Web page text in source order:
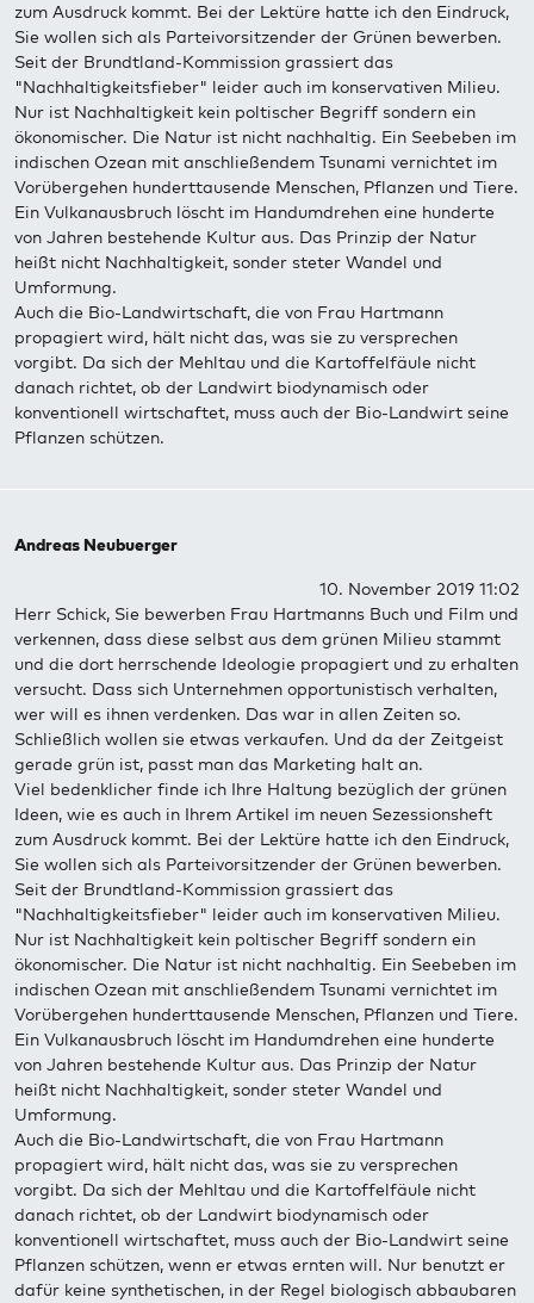
zum Ausdruck kommt. Bei der Lektüre hatte ich den Eindruck,
Sie wollen sich als Parteivorsitzender der Grünen bewerben.
Seit der Brundtland-Kommission grassiert das
"Nachhaltigkeitsfieber" leider auch im konservativen Milieu.
Nur ist Nachhaltigkeit kein poltischer Begriff sondern ein
ökonomischer. Die Natur ist nicht nachhaltig. Ein Seebeben im
indischen Ozean mit anschließendem Tsunami vernichtet im
Vorübergehen hunderttausende Menschen, Pflanzen und Tiere.
Ein Vulkanausbruch löscht im Handumdrehen eine hunderte
von Jahren bestehende Kultur aus. Das Prinzip der Natur
heißt nicht Nachhaltigkeit, sonder steter Wandel und
Umformung.
Auch die Bio-Landwirtschaft, die von Frau Hartmann
propagiert wird, hält nicht das, was sie zu versprechen
vorgibt. Da sich der Mehltau und die Kartoffelfäule nicht
danach richtet, ob der Landwirt biodynamisch oder
konventionell wirtschaftet, muss auch der Bio-Landwirt seine
Pflanzen schützen.
Andreas Neubuerger
10. November 2019 11:02
Herr Schick, Sie bewerben Frau Hartmanns Buch und Film und
verkennen, dass diese selbst aus dem grünen Milieu stammt
und die dort herrschende Ideologie propagiert und zu erhalten
versucht. Dass sich Unternehmen opportunistisch verhalten,
wer will es ihnen verdenken. Das war in allen Zeiten so.
Schließlich wollen sie etwas verkaufen. Und da der Zeitgeist
gerade grün ist, passt man das Marketing halt an.
Viel bedenklicher finde ich Ihre Haltung bezüglich der grünen
Ideen, wie es auch in Ihrem Artikel im neuen Sezessionsheft
zum Ausdruck kommt. Bei der Lektüre hatte ich den Eindruck,
Sie wollen sich als Parteivorsitzender der Grünen bewerben.
Seit der Brundtland-Kommission grassiert das
"Nachhaltigkeitsfieber" leider auch im konservativen Milieu.
Nur ist Nachhaltigkeit kein poltischer Begriff sondern ein
ökonomischer. Die Natur ist nicht nachhaltig. Ein Seebeben im
indischen Ozean mit anschließendem Tsunami vernichtet im
Vorübergehen hunderttausende Menschen, Pflanzen und Tiere.
Ein Vulkanausbruch löscht im Handumdrehen eine hunderte
von Jahren bestehende Kultur aus. Das Prinzip der Natur
heißt nicht Nachhaltigkeit, sonder steter Wandel und
Umformung.
Auch die Bio-Landwirtschaft, die von Frau Hartmann
propagiert wird, hält nicht das, was sie zu versprechen
vorgibt. Da sich der Mehltau und die Kartoffelfäule nicht
danach richtet, ob der Landwirt biodynamisch oder
konventionell wirtschaftet, muss auch der Bio-Landwirt seine
Pflanzen schützen, wenn er etwas ernten will. Nur benutzt er
dafür keine synthetischen, in der Regel biologisch abbaubaren